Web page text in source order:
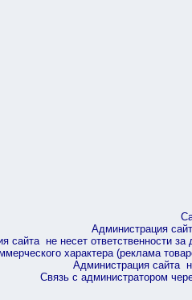
Администрация
сайта не несет ответственности
характера (реклама
Администрация сайта
Связь с администратором